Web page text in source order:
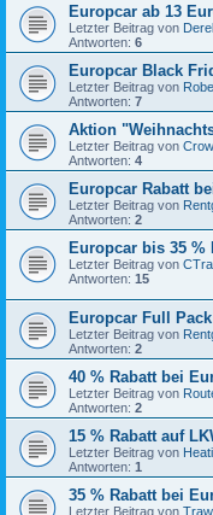
Europcar ab 13
Letzter Beitrag von
Antworten: 6
Europcar Black
Letzter Beitrag von
Antworten: 7
Aktion
Letzter Beitrag von
Antworten: 4
Europcar Rabatt
Letzter Beitrag von
Antworten: 2
Europcar bis 35 %
Letzter Beitrag von
Antworten: 15
Europcar Full Pack
Letzter Beitrag von
Antworten: 2
40 % Rabatt bei
Letzter Beitrag von
Antworten: 2
15 % Rabatt auf
Letzter Beitrag von
Antworten: 1
35 % Rabatt bei
Letzter Beitrag von